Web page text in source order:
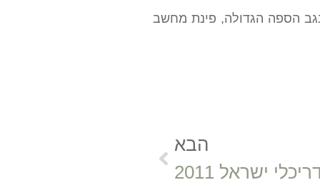
בגב הספה הגדולה, פינת מחשב
הבא
ישראל 2011